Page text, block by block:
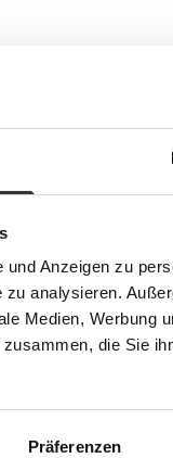
Anzeigen zu
analysieren.
Medien, Werbung
die Sie
Präferenzen